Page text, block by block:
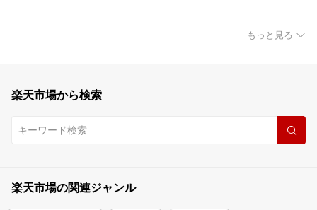
もっと見る
楽天市場から検索
楽天市場の関連ジャンル